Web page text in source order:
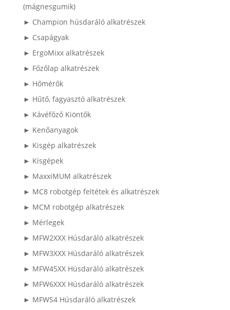
(mágnesgumik)
► Champion húsdaráló alkatrészek
► Csapágyak
► ErgoMixx alkatrészek
► Főzőlap alkatrészek
► Hőmérők
► Hűtő, fagyasztó alkatrészek
► Kávéfőző Kiöntők
► Kenőanyagok
► Kisgép alkatrészek
► Kisgépek
► MaxxiMUM alkatrészek
► MC8 robotgép feltétek és alkatrészek
► MCM robotgép alkatrészek
► Mérlegek
► MFW2XXX Húsdaráló alkatrészek
► MFW3XXX Húsdaráló alkatrészek
► MFW45XX Húsdaráló alkatrészek
► MFW6XXX Húsdaráló alkatrészek
► MFWS4 Húsdaráló alkatrészek